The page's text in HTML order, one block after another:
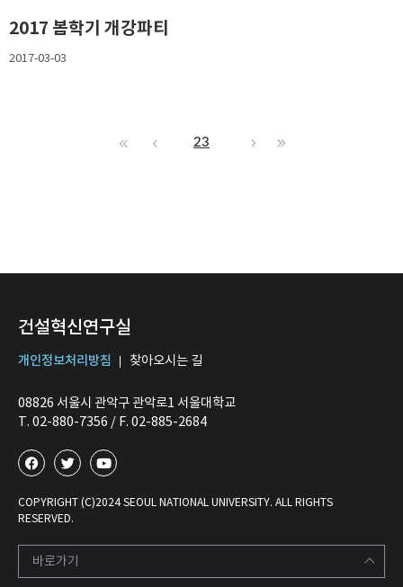
2017 봄학기 개강파티
2017-03-03
23
건설혁신연구실
개인정보처리방침 찾아오시는 길
08826 서울시 관악구 관악로1 서울대학교
T. 02-880-7356 / F. 02-885-2684
COPYRIGHT (C)2024 SEOUL NATIONAL UNIVERSITY. ALL RIGHTS
RESERVED.
바로가기